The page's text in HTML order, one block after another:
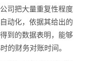
司把大量重复性程度
动化，依据其给出的
到的数据表明，能够
的财务对账时间。